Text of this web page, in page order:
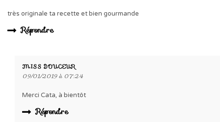
très originale ta recette et bien gourmande
Répondre
MISS DOUCEUR
09/01/2019 à 07:24
Merci Cata, à bientôt
Répondre